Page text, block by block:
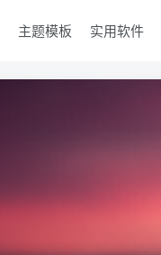
主题模板 实用软件